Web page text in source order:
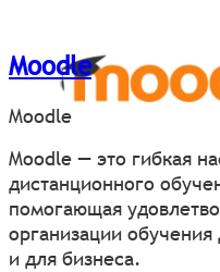
Moodle
Moodle
Moodle — это гибкая
дистанционного
помогающая
организации
и для бизнеса.